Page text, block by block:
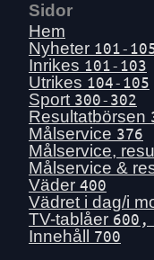
Sön 5 juli
Lör 4 juli
Fre 3 juli
Tors 2 juli
Ons 1 juli
Tis 30 juni
Mån 29 juni
Sön 28 juni
Lör 27 juni
Fre 26 juni
Sidor
Hem
Nyheter 101-
Inrikes 101-103
Utrikes 104-105
Sport 300-302
Resultatbörsen
Målservice 376
Målservice,
Målservice &
Väder 400
Vädret i dag/i
TV-tablåer 600,
Innehåll 700